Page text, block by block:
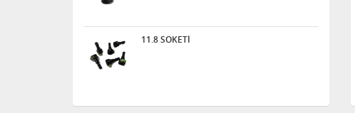
11.8 SOKETİ